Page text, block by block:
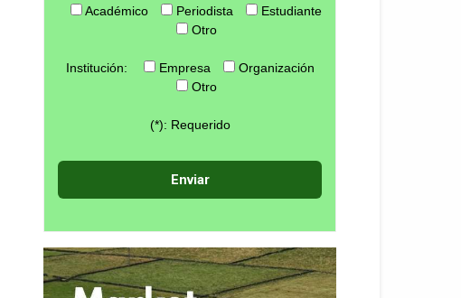
Académico
Periodista
Estudiante
Otro
Institución: Empresa
Organización
Otro
(*): Requerido